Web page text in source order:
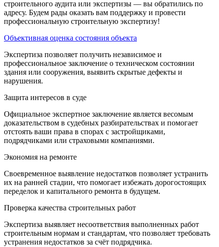
строительного аудита или экспертизы — вы обратились по
адресу. Будем рады оказать вам поддержку и провести
профессиональную строительную экспертизу!
Объективная оценка состояния объекта
Экспертиза позволяет получить независимое и
профессиональное заключение о техническом состоянии
здания или сооружения, выявить скрытые дефекты и
нарушения.
Защита интересов в суде
Официальное экспертное заключение является весомым
доказательством в судебных разбирательствах и помогает
отстоять ваши права в спорах с застройщиками,
подрядчиками или страховыми компаниями.
Экономия на ремонте
Своевременное выявление недостатков позволяет устранить
их на ранней стадии, что помогает избежать дорогостоящих
переделок и капитального ремонта в будущем.
Проверка качества строительных работ
Экспертиза выявляет несоответствия выполненных работ
строительным нормам и стандартам, что позволяет требовать
устранения недостатков за счёт подрядчика.